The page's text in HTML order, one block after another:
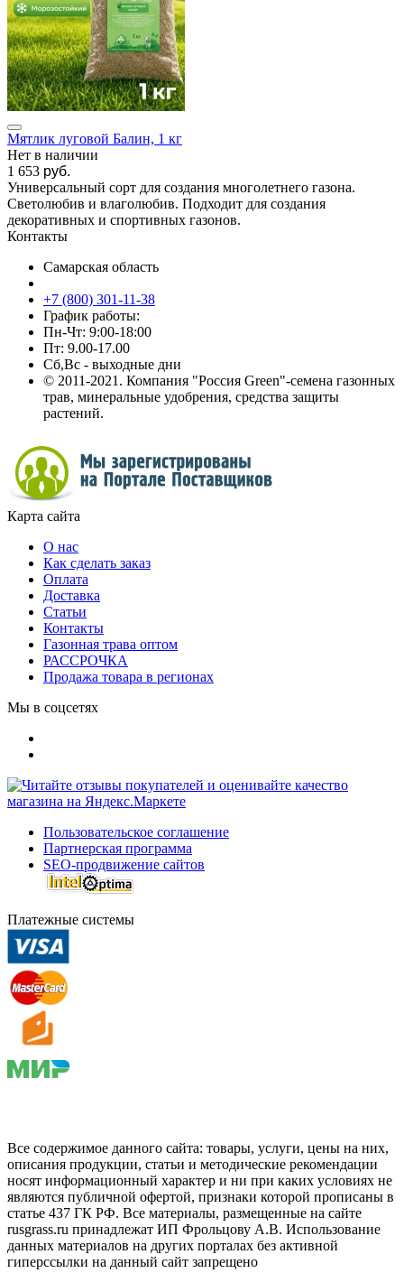
Мятлик луговой Балин, 1 кг
Нет в наличии
1 653 руб.
Универсальный сорт для создания многолетнего газона.
Светолюбив и влаголюбив. Подходит для создания
декоративных и спортивных газонов.
Контакты
Самарская область
+7 (800) 301-11-38
График работы:
Пн-Чт: 9:00-18:00
Пт: 9.00-17.00
Сб,Вс - выходные дни
© 2011-2021. Компания "Россия Green"-семена газонных
трав, минеральные удобрения, средства защиты
растений.
Карта сайта
О нас
Как сделать заказ
Оплата
Доставка
Статьи
Контакты
Газонная трава оптом
РАССРОЧКА
Продажа товара в регионах
Мы в соцсетях
Пользовательское соглашение
Партнерская программа
SEO-продвижение сайтов
Платежные системы
Все содержимое данного сайта: товары, услуги, цены на них,
описания продукции, статьи и методические рекомендации
носят информационный характер и ни при каких условиях не
являются публичной офертой, признаки которой прописаны в
статье 437 ГК РФ. Все материалы, размещенные на сайте
rusgrass.ru принадлежат ИП Фрольцову А.В. Использование
данных материалов на других порталах без активной
гиперссылки на данный сайт запрещено